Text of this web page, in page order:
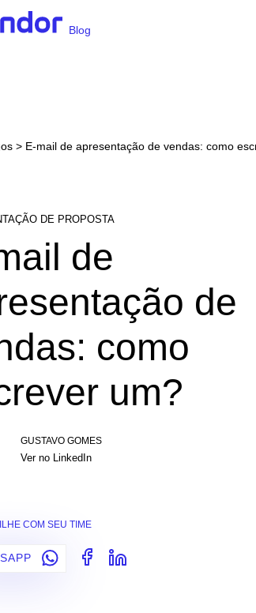
Blog
> E-mail de apresentação de vendas: como
DE PROPOSTA
de
de
como
um?
GUSTAVO GOMES
Ver no LinkedIn
COM SEU TIME